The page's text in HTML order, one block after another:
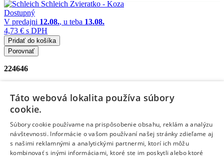
Dostupný
V predajni 12.08., u teba 13.08.
4,73 € s DPH
Pridať do košíka
Porovnať
224646
Schleich Divoké zvieratá
Schleich Divoké zvieratá
Schleich Schleich Jeleň bielochvostý
Táto webová lokalita používa súbory
cookie.
Súbory cookie používame na prispôsobenie obsahu, reklám a analýzu
návštevnosti. Informácie o vašom používaní našej stránky zdieľame aj
s našimi reklamnými a analytickými partnermi, ktorí ich môžu
kombinovať s inými informáciami, ktoré ste im poskytli alebo ktoré